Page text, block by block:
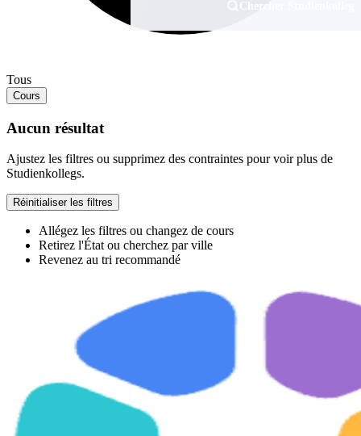
Chercher Studienkolleg
Tous
Cours
Aucun résultat
Ajustez les filtres ou supprimez des contraintes pour voir plus de
Studienkollegs.
Réinitialiser les filtres
Allégez les filtres ou changez de cours
Retirez l'État ou cherchez par ville
Revenez au tri recommandé